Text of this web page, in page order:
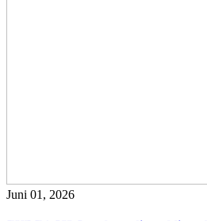
Juni 01, 2026